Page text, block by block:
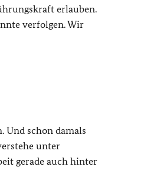
erlauben.
verfolgen. Wir
Und schon damals
unter
gerade auch hinter